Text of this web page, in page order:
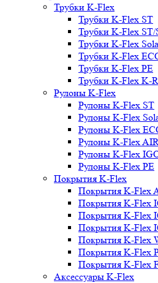
Трубки K-Flex
Трубки K-Flex ST
Трубки K-Flex
Трубки K-Flex
Трубки K-Flex
Трубки K-Flex PE
Трубки K-Flex K-
Рулоны K-Flex
Рулоны K-Flex ST
Рулоны K-Flex
Рулоны K-Flex
Рулоны K-Flex
Рулоны K-Flex
Рулоны K-Flex PE
Покрытия K-Flex
Покрытия K-Flex
Покрытия K-Flex
Покрытия K-Flex
Покрытия K-Flex
Покрытия K-Flex
Покрытия K-Flex
Покрытия K-Flex
Аксессуары K-Flex